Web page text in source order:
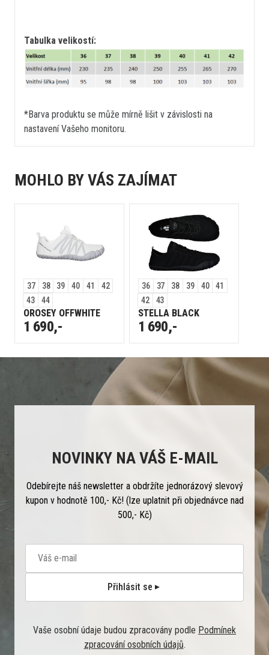
Tabulka velikostí:
*Barva produktu se může mírně lišit v závislosti na
nastavení Vašeho monitoru.
MOHLO BY VÁS ZAJÍMAT
37 38 39 40 41
42
43
44
OROSEY OFFWHITE
1 690,-
36 37 38 39 40
41
42
43
STELLA BLACK
1 690,-
NOVINKY NA VÁŠ E-MAIL
Odebírejte náš newsletter a obdržíte jednorázový slevový
kupon v hodnotě 100,- Kč! (lze uplatnit při objednávce nad
500,- Kč)
Přihlásit se
Vaše osobní údaje budou zpracovány podle Podmínek
zpracování osobních údajů.